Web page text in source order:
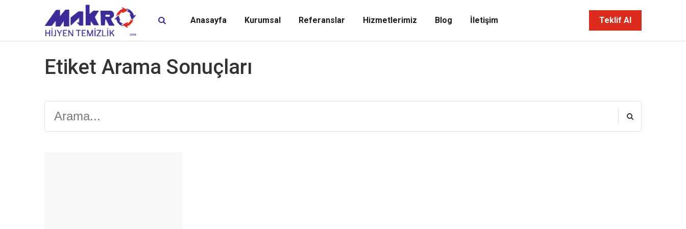
Anasayfa Kurumsal Referanslar Hizmetlerimiz Blog İletişim Teklif Al
Etiket Arama Sonuçları